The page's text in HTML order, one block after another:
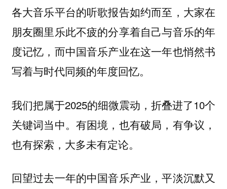
各大音乐平台的听歌报告如约而至，大家在
朋友圈里乐此不疲的分享着自己与音乐的年
度记忆，而中国音乐产业在这一年也悄然书
写着与时代同频的年度回忆。
我们把属于2025的细微震动，折叠进了10个
关键词当中。有困境，也有破局，有争议，
也有探索，大多未有定论。
回望过去一年的中国音乐产业，平淡沉默又